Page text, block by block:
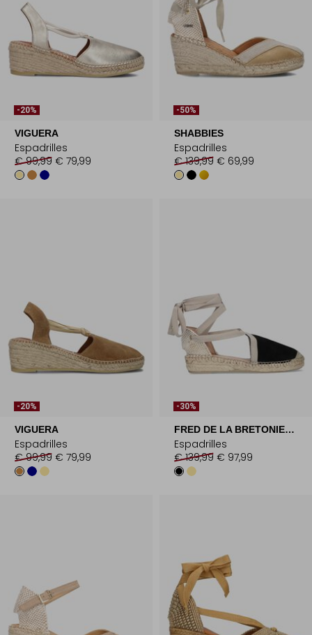
-20%
VIGUERA
Espadrilles
€ 99,99 € 79,99
-50%
SHABBIES
Espadrilles
€ 139,99 € 69,99
-20%
VIGUERA
Espadrilles
€ 99,99 € 79,99
-30%
FRED DE LA BRETONIERE
Espadrilles
€ 139,99 € 97,99